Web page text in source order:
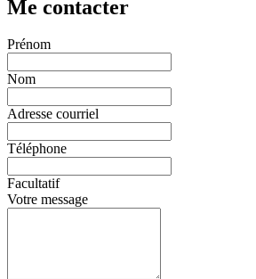
Me contacter
Prénom
Nom
Adresse courriel
Téléphone
Facultatif
Votre message